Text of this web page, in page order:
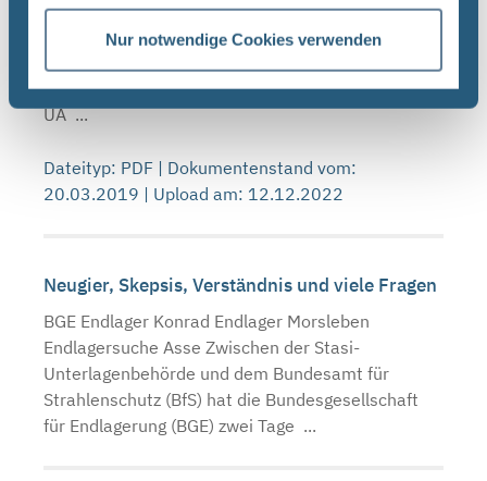
Nur notwendige Cookies verwenden
UNTERLAGEN
QUALITÄTSMANAGEMENTVERFAHRENSANWEISUNG
QMV 02 : ,.. In Projekt PSP-Element
Funktion/Thema Komponente Baugruppe Aufgabe
UA ...
Dateityp: PDF | Dokumentenstand vom:
20.03.2019 | Upload am: 12.12.2022
Neugier, Skepsis, Verständnis und viele Fragen
BGE Endlager Konrad Endlager Morsleben
Endlagersuche Asse Zwischen der Stasi-
Unterlagenbehörde und dem Bundesamt für
Strahlenschutz (BfS) hat die Bundesgesellschaft
für Endlagerung (BGE) zwei Tage ...